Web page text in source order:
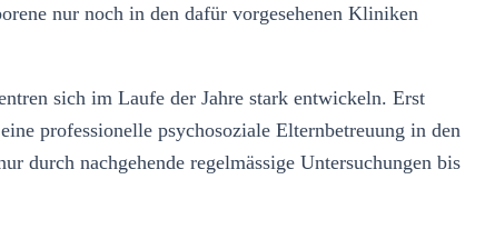
nur noch in den dafür vorgesehenen Kliniken
sich im Laufe der Jahre stark entwickeln. Erst
professionelle psychosoziale Elternbetreuung in den
durch nachgehende regelmässige Untersuchungen bis